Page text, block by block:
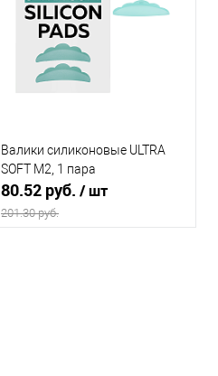
Валики силиконовые ULTRA
SOFT M2, 1 пара
80.52 руб. / шт
201.30 руб.